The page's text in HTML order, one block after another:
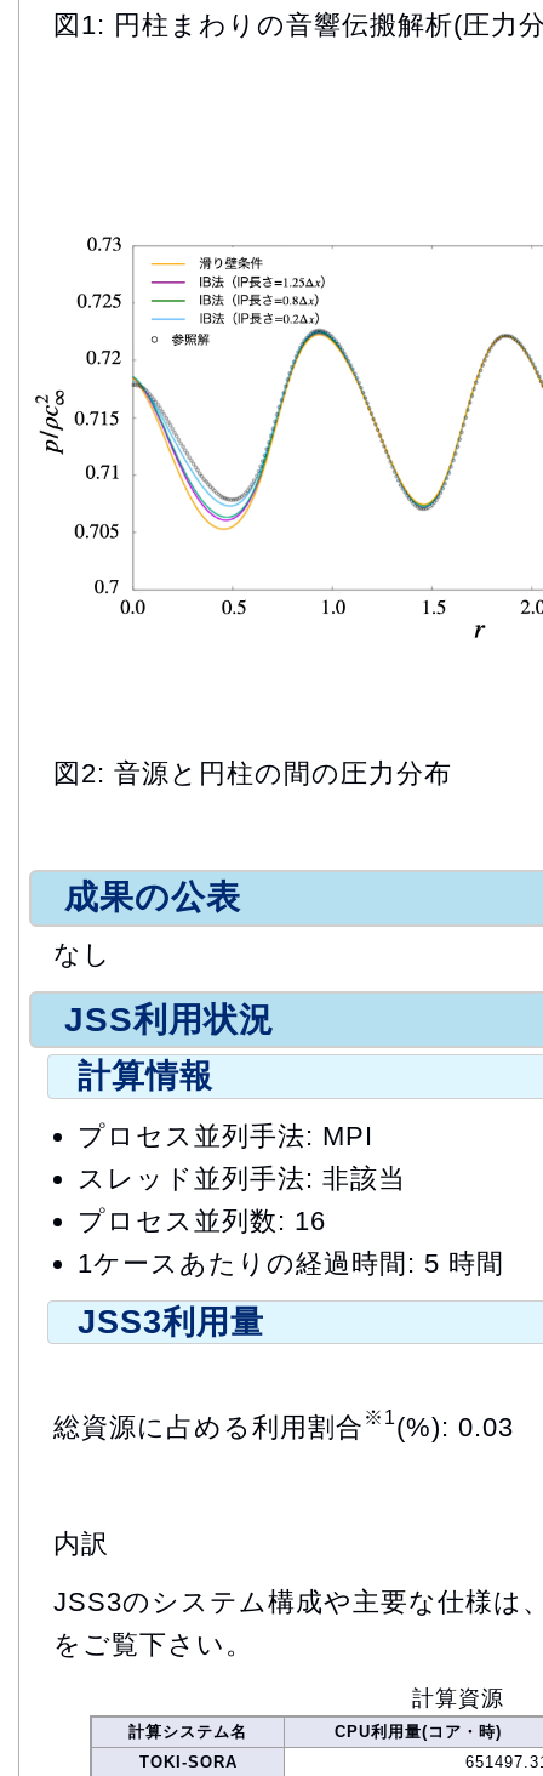
図1: 円柱まわりの音響伝搬解析(圧力
図2: 音源と円柱の間の圧力分布
成果の公表
なし
JSS利用状況
計算情報
プロセス並列手法: MPI
スレッド並列手法: 非該当
プロセス並列数: 16
1ケースあたりの経過時間: 5 時間
JSS3利用量
総資源に占める利用割合 ※1(%): 0.03
内訳
JSS3のシステム構成や主要な仕様は
をご覧下さい。
計算資源
計算システム名
CPU利用量(コア・時)
TOKI-SORA